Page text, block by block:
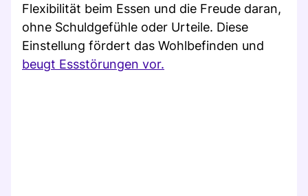
Flexibilität beim Essen und die Freude daran,
ohne Schuldgefühle oder Urteile. Diese
Einstellung fördert das Wohlbefinden und
beugt Essstörungen vor.